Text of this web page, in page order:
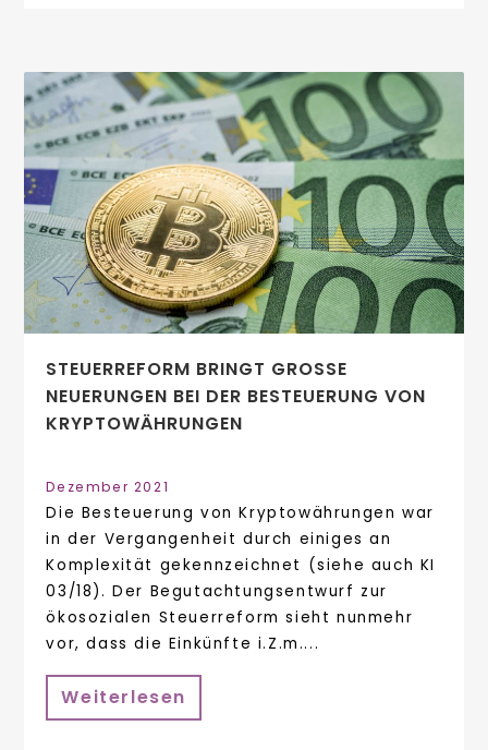
STEUERREFORM BRINGT GROSSE N
EUERUNGEN BEI DER BESTEUERUNG VON K
RYPTOWÄHRUNGEN
Dezember 2021
Die Besteuerung von Kryptowährungen war
in der Vergangenheit durch einiges an
Komplexität gekennzeichnet (siehe auch KI
03/18). Der Begutachtungsentwurf zur
ökosozialen Steuerreform sieht nunmehr
vor, dass die Einkünfte i.Z.m....
Weiterlesen